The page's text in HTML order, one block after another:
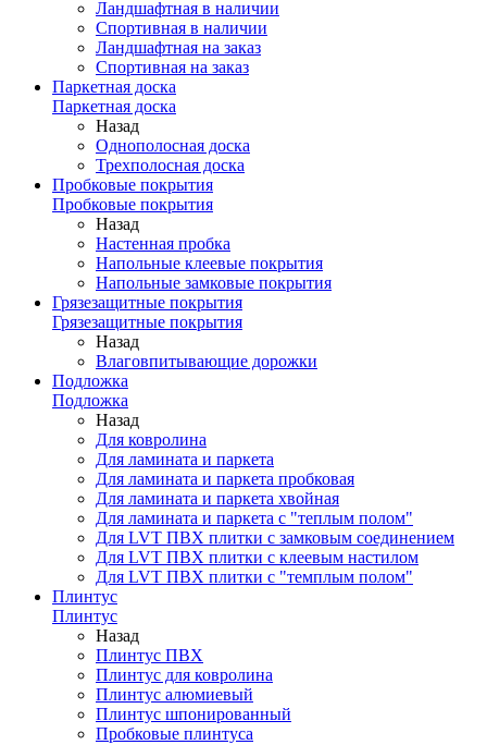
Ландшафтная в наличии
Спортивная в наличии
Ландшафтная на заказ
Спортивная на заказ
Паркетная доска
Паркетная доска
Назад
Однополосная доска
Трехполосная доска
Пробковые покрытия
Пробковые покрытия
Назад
Настенная пробка
Напольные клеевые покрытия
Напольные замковые покрытия
Грязезащитные покрытия
Грязезащитные покрытия
Назад
Влаговпитывающие дорожки
Подложка
Подложка
Назад
Для ковролина
Для ламината и паркета
Для ламината и паркета пробковая
Для ламината и паркета хвойная
Для ламината и паркета с "теплым полом"
Для LVT ПВХ плитки с замковым соединением
Для LVT ПВХ плитки с клеевым настилом
Для LVT ПВХ плитки с "темплым полом"
Плинтус
Плинтус
Назад
Плинтус ПВХ
Плинтус для ковролина
Плинтус алюмиевый
Плинтус шпонированный
Пробковые плинтуса